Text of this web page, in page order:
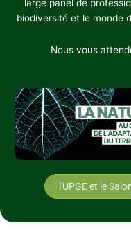
large panel de
biodiversité et le monde
Nous vous
l'UPGE et le